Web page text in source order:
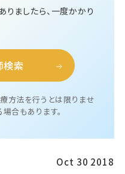
ましたら、一度かかり
検索
方法を行うとは限りませ
合もあります。
Oct 30 2018